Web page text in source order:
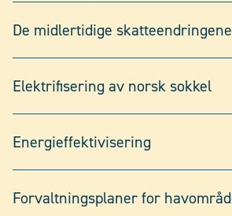
De midlertidige skatteendringene
Elektrifisering av norsk sokkel
Energieffektivisering
Forvaltningsplaner for